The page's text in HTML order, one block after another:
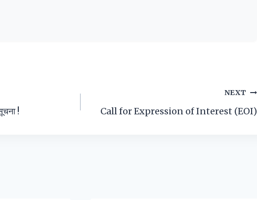
!
NEXT
Call for Expression of Interest (EOI)